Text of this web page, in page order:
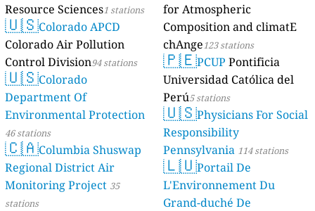
Resource Sciences1 stations
🇺🇸Colorado APCD
Colorado Air Pollution
Control Division94 stations
🇺🇸Colorado
Department Of
Environmental Protection
46 stations
🇨🇦Columbia Shuswap
Regional District Air
Monitoring Project 35
stations
for Atmospheric
Composition and climatE
chAnge 123 stations
🇵🇪PCUP Pontificia
Universidad Católica del
Perú5 stations
🇺🇸Physicians For Social
Responsibility
Pennsylvania 114 stations
🇱🇺Portail De
L'Environnement Du
Grand-duché De